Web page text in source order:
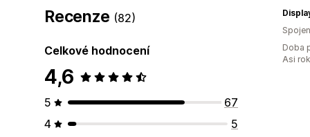
Recenze (82)
Celkové hodnocení
4,6
5
67
4
5
Doba
Asi